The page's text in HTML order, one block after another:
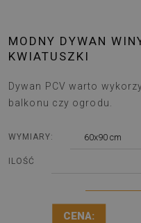
MODNY DYWAN
KWIATUSZKI
Dywan PCV warto
balkonu czy ogrodu.
WYMIARY: 60x90 cm
ILOŚĆ
CENA: